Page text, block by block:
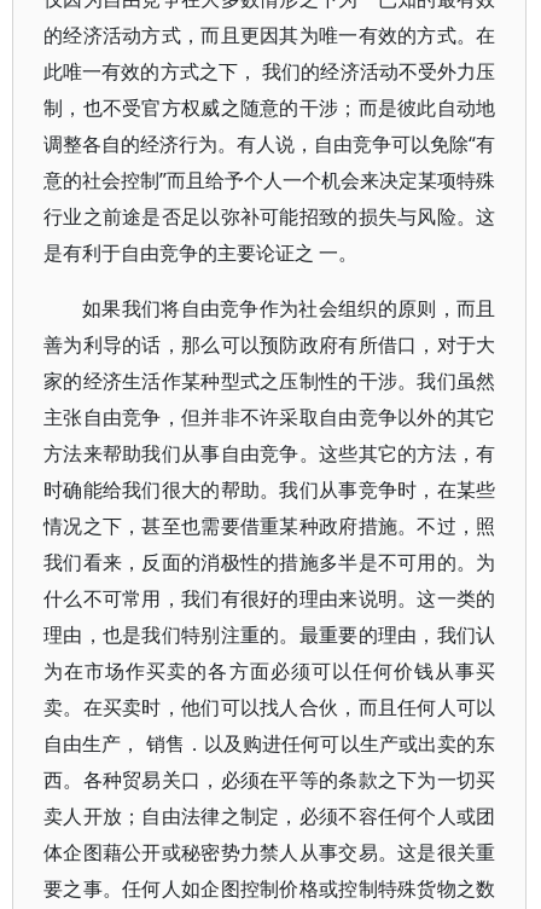
的经济活动方式，而且更因其为唯一有效的方式。在
此唯一有效的方式之下， 我们的经济活动不受外力压
制，也不受官方权威之随意的干涉；而是彼此自动地
调整各自的经济行为。有人说，自由竞争可以免除“有
意的社会控制”而且给予个人一个机会来决定某项特殊
行业之前途是否足以弥补可能招致的损失与风险。这
是有利于自由竞争的主要论证之 一。
如果我们将自由竞争作为社会组织的原则，而且
善为利导的话，那么可以预防政府有所借口，对于大
家的经济生活作某种型式之压制性的干涉。我们虽然
主张自由竞争，但并非不许采取自由竞争以外的其它
方法来帮助我们从事自由竞争。这些其它的方法，有
时确能给我们很大的帮助。我们从事竞争时，在某些
情况之下，甚至也需要借重某种政府措施。不过，照
我们看来，反面的消极性的措施多半是不可用的。为
什么不可常用，我们有很好的理由来说明。这一类的
理由，也是我们特别注重的。最重要的理由，我们认
为在市场作买卖的各方面必须可以任何价钱从事买
卖。在买卖时，他们可以找人合伙，而且任何人可以
自由生产， 销售．以及购进任何可以生产或出卖的东
西。各种贸易关口，必须在平等的条款之下为一切买
卖人开放；自由法律之制定，必须不容任何个人或团
体企图藉公开或秘密势力禁人从事交易。这是很关重
要之事。任何人如企图控制价格或控制特殊货物之数